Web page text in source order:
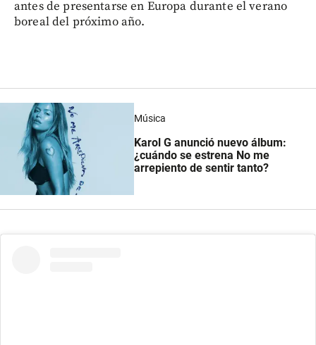
antes de presentarse en Europa durante el verano
boreal del próximo año.
Música
Karol G anunció nuevo álbum:
¿cuándo se estrena No me
arrepiento de sentir tanto?